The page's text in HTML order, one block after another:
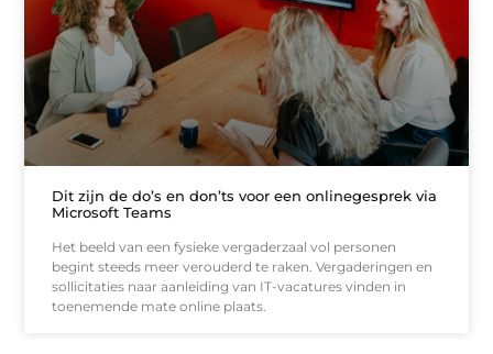
Dit zijn de do’s en don’ts voor een onlinegesprek via
Microsoft Teams
Het beeld van een fysieke vergaderzaal vol personen
begint steeds meer verouderd te raken. Vergaderingen en
sollicitaties naar aanleiding van IT-vacatures vinden in
toenemende mate online plaats.